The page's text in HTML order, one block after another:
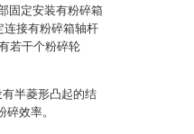
固定安装有粉碎箱
连接有粉碎箱轴杆
若干个粉碎轮
半菱形凸起的结
效率。